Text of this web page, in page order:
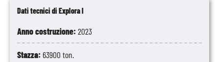
Dati tecnici di Explora I
Anno costruzione:2023
Stazza: 63900 ton.